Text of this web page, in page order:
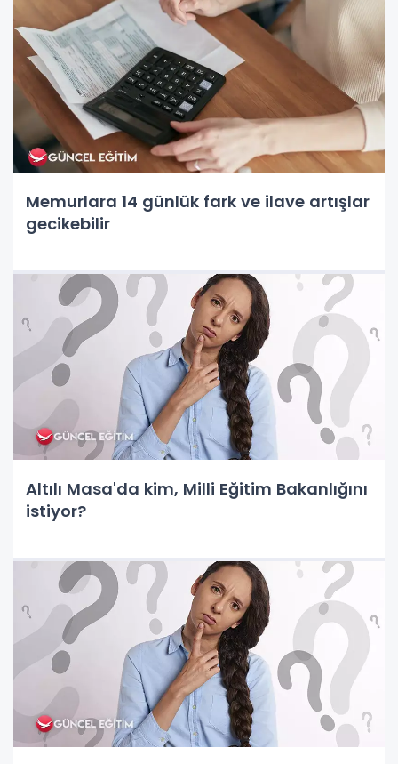
Memurlara 14 günlük fark ve ilave artışlar
gecikebilir
Altılı Masa'da kim, Milli Eğitim Bakanlığını
istiyor?